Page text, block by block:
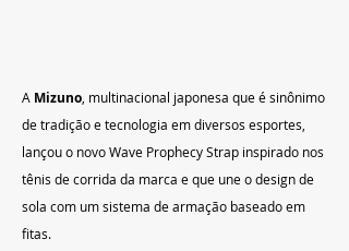
A Mizuno , multinacional japonesa que é sinônimo
de tradição e tecnologia em diversos esportes,
lançou o novo Wave Prophecy Strap inspirado nos
tênis de corrida da marca e que une o design de
sola com um sistema de armação baseado em
fitas.